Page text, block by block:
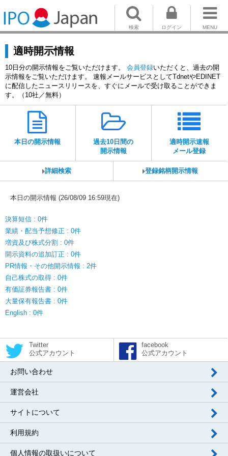
MENU
ログイン
検索
適時開示情報
10日分の開示情報をご覧いただけます。 会員登録いただくと、過去の開
示情報をご覧いただけます。 速報メールサービスとしてTdnetやEDINET
に配信したニュースリリースを、すぐにメールで受け取ることができま
す。（10社／無料）
本日の開示情報
過去10日間の
開示情報
適時開示速報
メール登録
詳細検索 登録銘柄開示情報
本日の開示情報 (26/08/09 16:59現在)
決算短信 : 0件
業績・配当予想修正 : 0件
増資及び株式分割 : 0件
開示資料の追加訂正 : 0件
PR情報・その他開示情報 : 2件
自己株式の取得 : 0件
有価証券報告書 : 0件
大量保有報告書 : 0件
English : 0件
Twitter
公式アカウント
facebook
公式アカウント
お問い合わせ
運営会社
サイトについて
利用規約
個人情報の取扱いについて